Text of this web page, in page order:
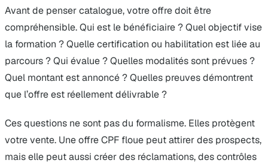
Avant de penser catalogue, votre offre doit être
compréhensible. Qui est le bénéficiaire ? Quel objectif vise
la formation ? Quelle certification ou habilitation est liée au
parcours ? Qui évalue ? Quelles modalités sont prévues ?
Quel montant est annoncé ? Quelles preuves démontrent
que l’offre est réellement délivrable ?
Ces questions ne sont pas du formalisme. Elles protègent
votre vente. Une offre CPF floue peut attirer des prospects,
mais elle peut aussi créer des réclamations, des contrôles